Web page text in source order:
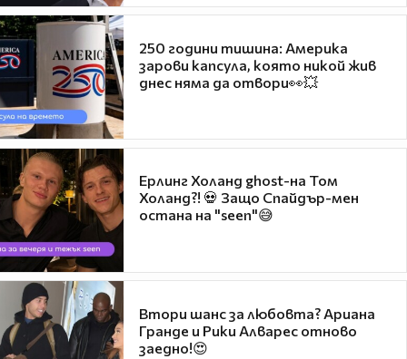
250 години тишина: Америка
зарови капсула, която никой жив
днес няма да отвори👀💥
Ерлинг Холанд ghost-на Том
Холанд?! 💀 Защо Спайдър-мен
остана на "seen"😅
Втори шанс за любовта? Ариана
Гранде и Рики Алварес отново
заедно!😍